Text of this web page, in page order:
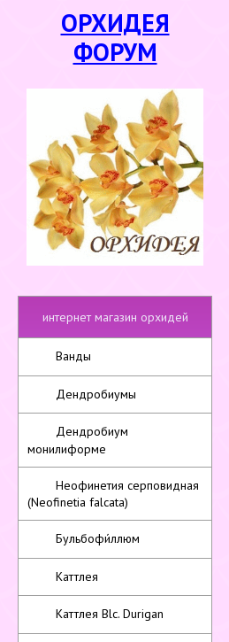
ОРХИДЕЯ
ФОРУМ
интернет магазин орхидей
Ванды
Дендробиумы
Дендробиум
монилиформе
Неофинетия серповидная
(Neofinetia falcata)
Бульбофи́ллюм
Каттлея
Каттлея Blc. Durigan